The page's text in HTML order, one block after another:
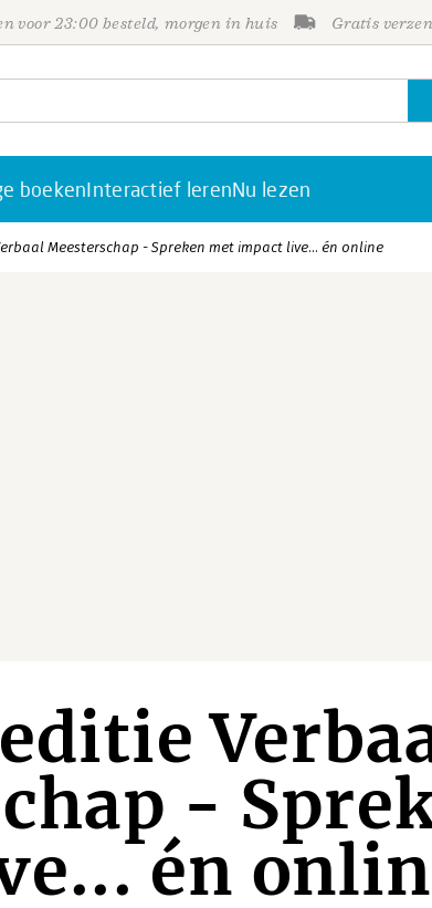
voor 23:00 besteld, morgen in huis Gratis
boekenInteractief lerenNu lezen
Meesterschap - Spreken met impact live... én online
-
én